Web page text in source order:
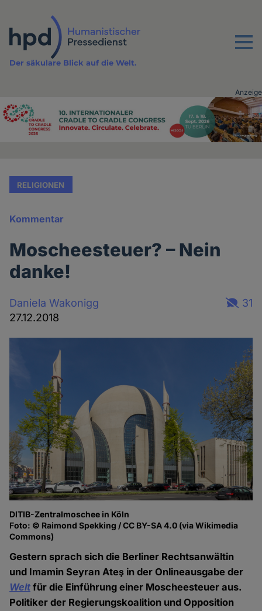
Inhalt
Menu
Der säkulare Blick auf die Welt.
Advertising
Anzeige
RELIGIONEN
Kommentar
Moscheesteuer? – Nein
danke!
Daniela Wakonigg
27.12.2018
31
DITIB-Zentralmoschee in Köln
Foto: © Raimond Spekking / CC BY-SA 4.0 (via Wikimedia
Commons)
Gestern sprach sich die Berliner Rechtsanwältin
und Imamin Seyran Ateş in der Onlineausgabe der
Welt für die Einführung einer Moscheesteuer aus.
Politiker der Regierungskoalition und Opposition